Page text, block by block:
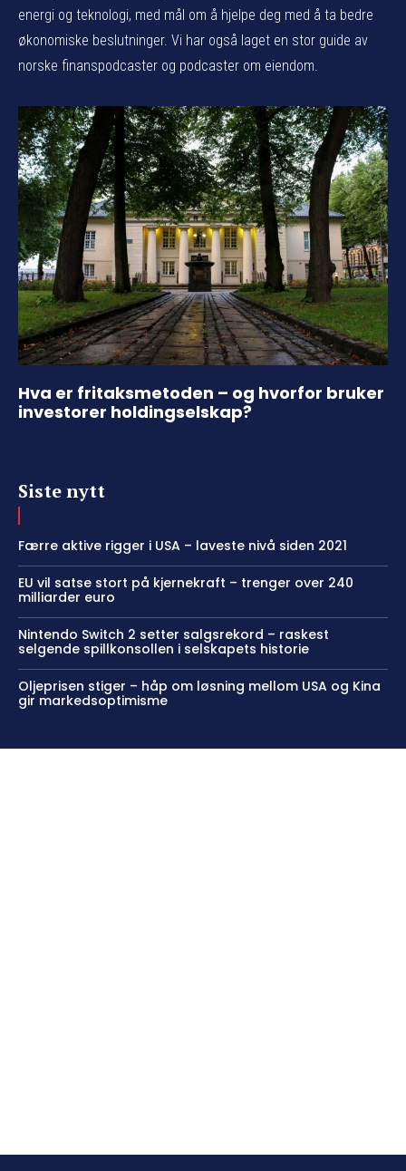
energi og teknologi, med mål om å hjelpe deg med å ta bedre
økonomiske beslutninger. Vi har også laget en stor guide av
norske finanspodcaster og podcaster om eiendom.
Hva er fritaksmetoden – og hvorfor bruker
investorer holdingselskap?
Siste nytt
Færre aktive rigger i USA – laveste nivå siden 2021
EU vil satse stort på kjernekraft – trenger over 240
milliarder euro
Nintendo Switch 2 setter salgsrekord – raskest
selgende spillkonsollen i selskapets historie
Oljeprisen stiger – håp om løsning mellom USA og Kina
gir markedsoptimisme